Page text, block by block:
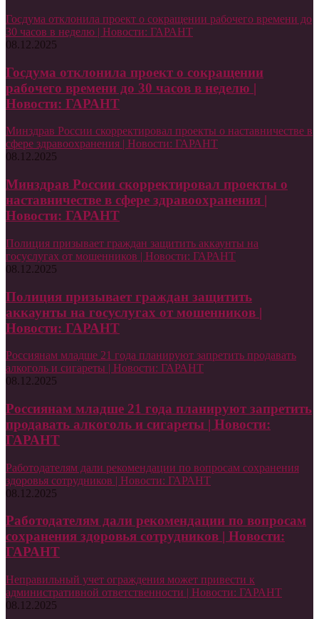
Госдума отклонила проект о сокращении рабочего времени до
30 часов в неделю | Новости: ГАРАНТ
08.12.2025
Госдума отклонила проект о сокращении
рабочего времени до 30 часов в неделю |
Новости: ГАРАНТ
Минздрав России скорректировал проекты о наставничестве в
сфере здравоохранения | Новости: ГАРАНТ
08.12.2025
Минздрав России скорректировал проекты о
наставничестве в сфере здравоохранения |
Новости: ГАРАНТ
Полиция призывает граждан защитить аккаунты на
госуслугах от мошенников | Новости: ГАРАНТ
08.12.2025
Полиция призывает граждан защитить
аккаунты на госуслугах от мошенников |
Новости: ГАРАНТ
Россиянам младше 21 года планируют запретить продавать
алкоголь и сигареты | Новости: ГАРАНТ
08.12.2025
Россиянам младше 21 года планируют запретить
продавать алкоголь и сигареты | Новости:
ГАРАНТ
Работодателям дали рекомендации по вопросам сохранения
здоровья сотрудников | Новости: ГАРАНТ
08.12.2025
Работодателям дали рекомендации по вопросам
сохранения здоровья сотрудников | Новости:
ГАРАНТ
Неправильный учет ограждения может привести к
административной ответственности | Новости: ГАРАНТ
08.12.2025